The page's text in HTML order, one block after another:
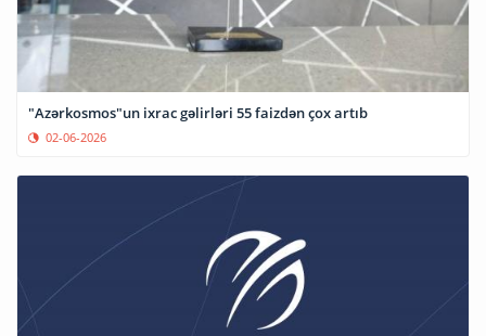
"Azərkosmos"un ixrac gəlirləri 55 faizdən çox artıb
02-06-2026